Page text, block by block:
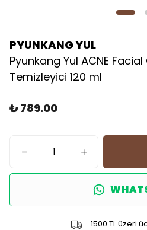
PYUNKANG YUL
Pyunkang Yul ACNE
Temizleyici 120 ml
₺ 789.00
1500 TL üzeri